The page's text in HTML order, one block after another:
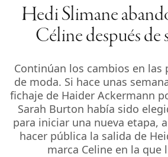
Hedi Slimane
Céline después de
Continúan los cambios en las
de moda. Si hace unas
fichaje de Haider Ackermann
Sarah Burton había sido
para iniciar una nueva etapa,
hacer pública la salida de
marca Celine en la que